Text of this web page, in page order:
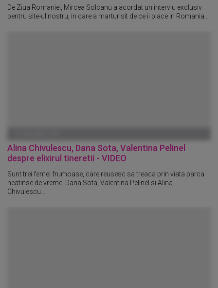
De Ziua Romaniei, Mircea Solcanu a acordat un interviu exclusiv
pentru site-ul nostru, in care a marturisit de ce ii place in Romania...
Alina Chivulescu, Dana Sota, Valentina Pelinel
despre elixirul tineretii - VIDEO
Sunt trei femei frumoase, care reusesc sa treaca prin viata parca
neatinse de vreme. Dana Sota, Valentina Pelinel si Alina
Chivulescu...